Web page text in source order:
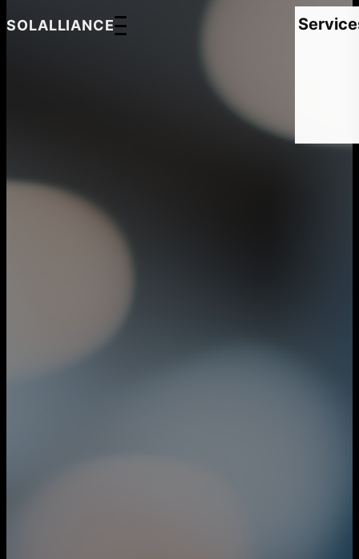
SOLALLIANCE